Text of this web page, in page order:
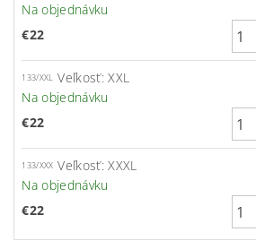
Na objednávku
€22
133/XXL Veľkosť: XXL
Na objednávku
€22
133/XXX Veľkosť: XXXL
Na objednávku
€22